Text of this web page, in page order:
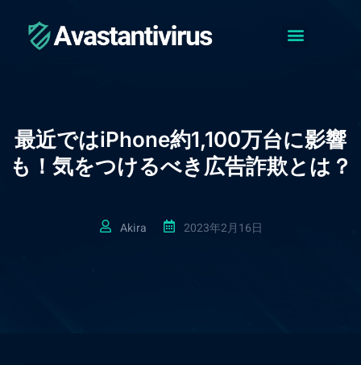
へ
ス
キ
ッ
最近ではiPhone約1,100万台に影響
も！気をつけるべき広告詐欺とは？
Akira 2023年2月16日